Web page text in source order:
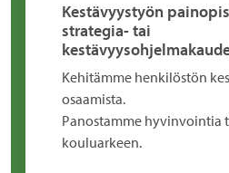
Kestävyystyön
strategia- tai
Kehitämme henkilöstön
osaamista.
Panostamme hyvinvointia
kouluarkeen.